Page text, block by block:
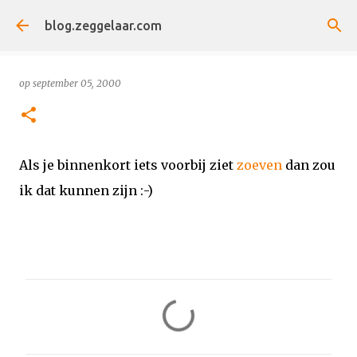
Doorgaan naar hoofdcontent
blog.zeggelaar.com
op september 05, 2000
Als je binnenkort iets voorbij ziet zoeven dan zou
ik dat kunnen zijn :-)